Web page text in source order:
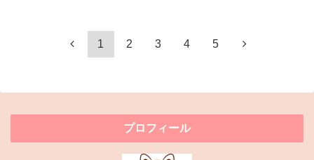
1 2 3 4 5
プロフィール